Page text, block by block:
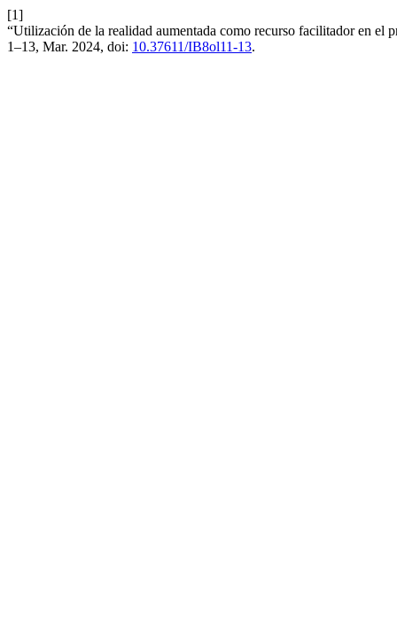
[1]
“Utilización de la realidad aumentada como recurso facilitador en el
1–13, Mar. 2024, doi: 10.37611/IB8ol11-13.